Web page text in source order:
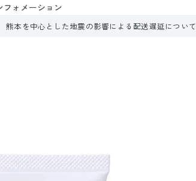
フォメーション
熊本を中心とした地震の影響による配送遅延について